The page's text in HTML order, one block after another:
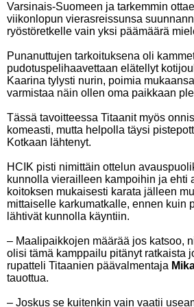
Varsinais-Suomeen ja tarkemmin
viikonlopun vierasreissunsa
ryöstöretkelle vain yksi päämäärä
Punanuttujen tarkoituksena oli
pudotuspelihaavettaan elätellyt
Kaarina tylysti nurin, poimia
varmistaa näin ollen oma paikkaan
Tässä tavoitteessa Titaanit myös
komeasti, mutta helpolla täysi
Kotkaan lähtenyt.
HCIK pisti nimittäin ottelun
kunnolla vierailleen kampoihin ja ehti
koitoksen mukaisesti karata jälleen
mittaiselle karkumatkalle, ennen kuin
lähtivät kunnolla käyntiin.
– Maalipaikkojen määrää jos katsoo,
olisi tämä kamppailu pitänyt ratkaista
rupatteli Titaanien päävalmentaja
tauottua.
– Joskus se kuitenkin vain vaatii